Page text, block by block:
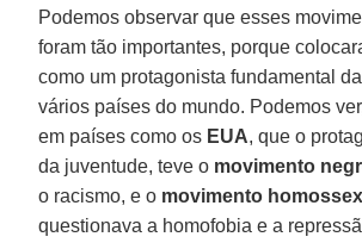
Podemos observar que esses
foram tão importantes, porque
como um protagonista fundamental
vários países do mundo. Podemos
em países como os EUA, que o
da juventude, teve o movimento
o racismo, e o movimento
questionava a homofobia e a